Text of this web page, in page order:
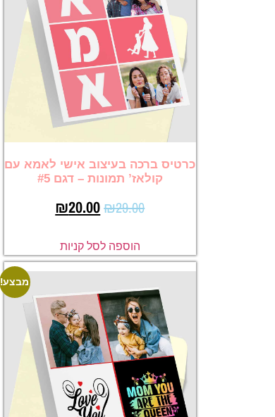
כרטיס ברכה בעיצוב אישי לאמא עם
קולאז’ תמונות – דגם #5
₪29.00
₪20.00
הוספה לסל קניות
מבצע!